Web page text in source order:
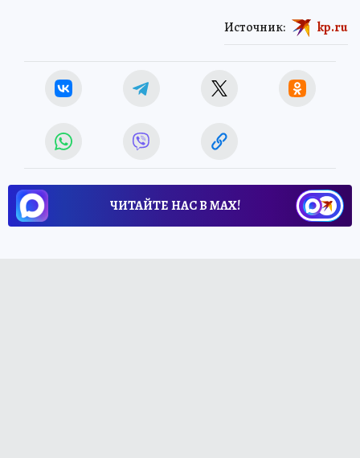
Источник: kp.ru
ЧИТАЙТЕ НАС В МАХ!